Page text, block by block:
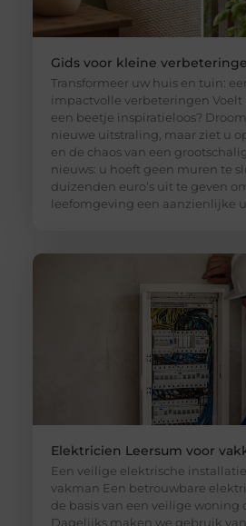
Gids voor kleine
Transformeer uw huis en tuin:
impactvolle verbeteringen Voelt
een beetje inspiratieloos?
nieuwe uitstraling, maar ziet u
en de chaos van een
nieuws: u hoeft geen muren te
duizenden euro’s uit te geven
leefomgeving een aanzienlijke
Elektricien Leersum voor
Een veilige elektrische
vakman Een betrouwbare
de basis van een veilige woning
Dagelijks maken we gebruik